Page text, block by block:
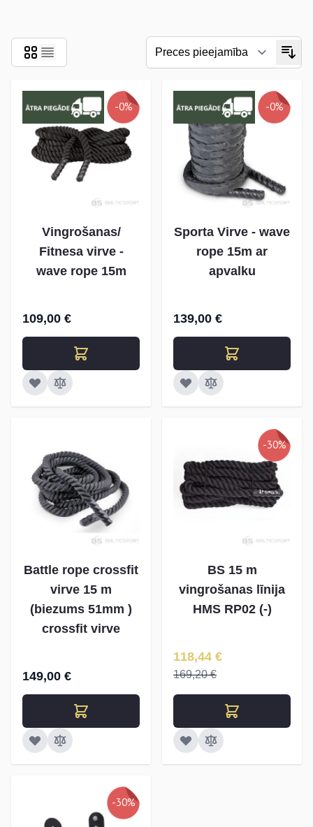
-0%
Vingrošanas/
Fitnesa virve -
wave rope 15m
109,00 €
-0%
Sporta Virve - wave
rope 15m ar
apvalku
139,00 €
Battle rope crossfit
virve 15 m
(biezums 51mm )
crossfit virve
149,00 €
-30%
BS 15 m
vingrošanas līnija
HMS RP02 (-)
Īpaša Cena
118,44 €
169,20 €
-30%